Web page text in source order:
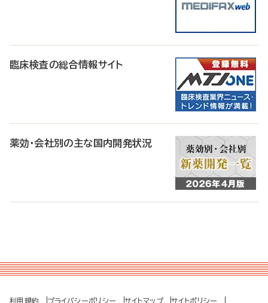
臨床検査の総合情報サイト
薬効・会社別の主な国内開発状況
利用規約 プライバシーポリシー サイトマップ サイトポリシー